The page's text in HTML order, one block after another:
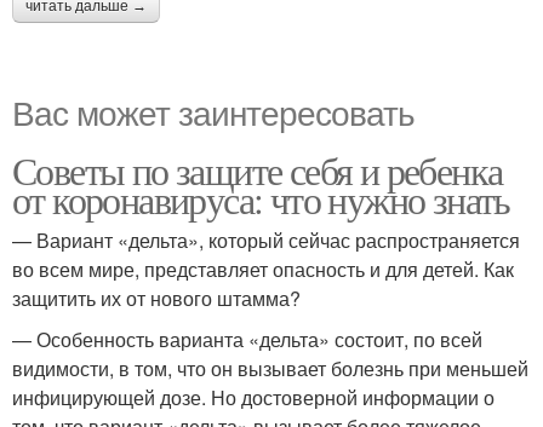
читать дальше →
Вас может заинтересовать
Советы по защите себя и ребенка
от коронавируса: что нужно знать
— Вариант «дельта», который сейчас распространяется
во всем мире, представляет опасность и для детей. Как
защитить их от нового штамма?
— Особенность варианта «дельта» состоит, по всей
видимости, в том, что он вызывает болезнь при меньшей
инфицирующей дозе. Но достоверной информации о